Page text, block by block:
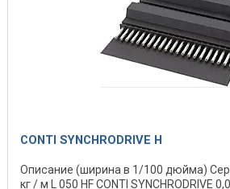
CONTI SYNCHRODRIVE H
Описание (ширина в 1/100 дюйма)
кг / м L 050 HF CONTI SYNCHRODRIVE